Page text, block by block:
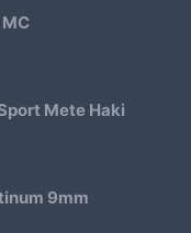
Mete Haki
9mm